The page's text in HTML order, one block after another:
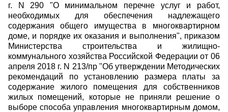
г. N 290 "О минимальном перечне услуг и работ,
необходимых для обеспечения надлежащего
содержания общего имущества в многоквартирном
доме, и порядке их оказания и выполнения", приказом
Министерства строительства и жилищно-
коммунального хозяйства Российской Федерации от 06
апреля 2018 г. N 213/пр "Об утверждении Методических
рекомендаций по установлению размера платы за
содержание жилого помещения для собственников
жилых помещений, которые не приняли решение о
выборе способа управления многоквартирным домом,